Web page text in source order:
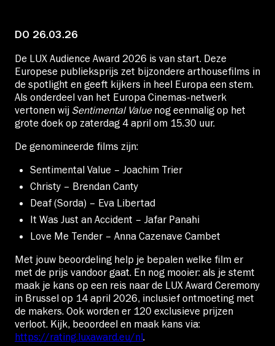
Over Stichting LUX
Nieuws
Account
Volg ons op:
DO 26.03.26
De LUX Audience Award 2026 is van start. Deze
Europese publieksprijs zet bijzondere arthousefilms in
de spotlight en geeft kijkers in heel Europa een stem.
Als onderdeel van het Europa Cinemas-netwerk
vertonen wij Sentimental Valuenog eenmalig op het
grote doek op zaterdag 4 april om 15.30 uur.
De genomineerde films zijn:
Sentimental Value – Joachim Trier
Christy – Brendan Canty
Deaf (Sorda) – Eva Libertad
It Was Just an Accident – Jafar Panahi
Love Me Tender – Anna Cazenave Cambet
Met jouw beoordeling help je bepalen welke film er
met de prijs vandoor gaat. En nog mooier: als je stemt
maak je kans op een reis naar de LUX Award Ceremony
in Brussel op 14 april 2026, inclusief ontmoeting met
de makers. Ook worden er 120 exclusieve prijzen
verloot. Kijk, beoordeel en maak kans via:
https://rating.luxaward.eu/nl.